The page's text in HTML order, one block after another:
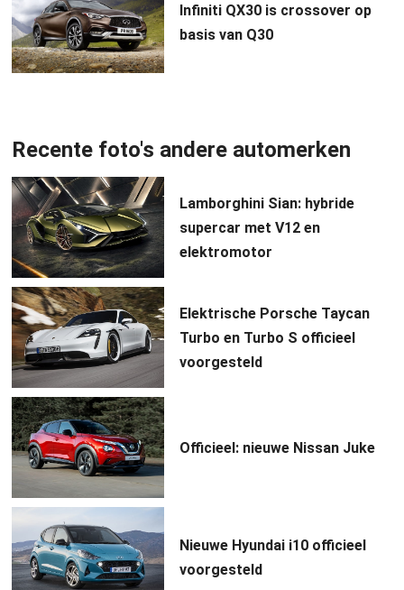
Infiniti QX30 is crossover op
basis van Q30
Recente foto's andere automerken
Lamborghini Sian: hybride
supercar met V12 en
elektromotor
Elektrische Porsche Taycan
Turbo en Turbo S officieel
voorgesteld
Officieel: nieuwe Nissan Juke
Nieuwe Hyundai i10 officieel
voorgesteld